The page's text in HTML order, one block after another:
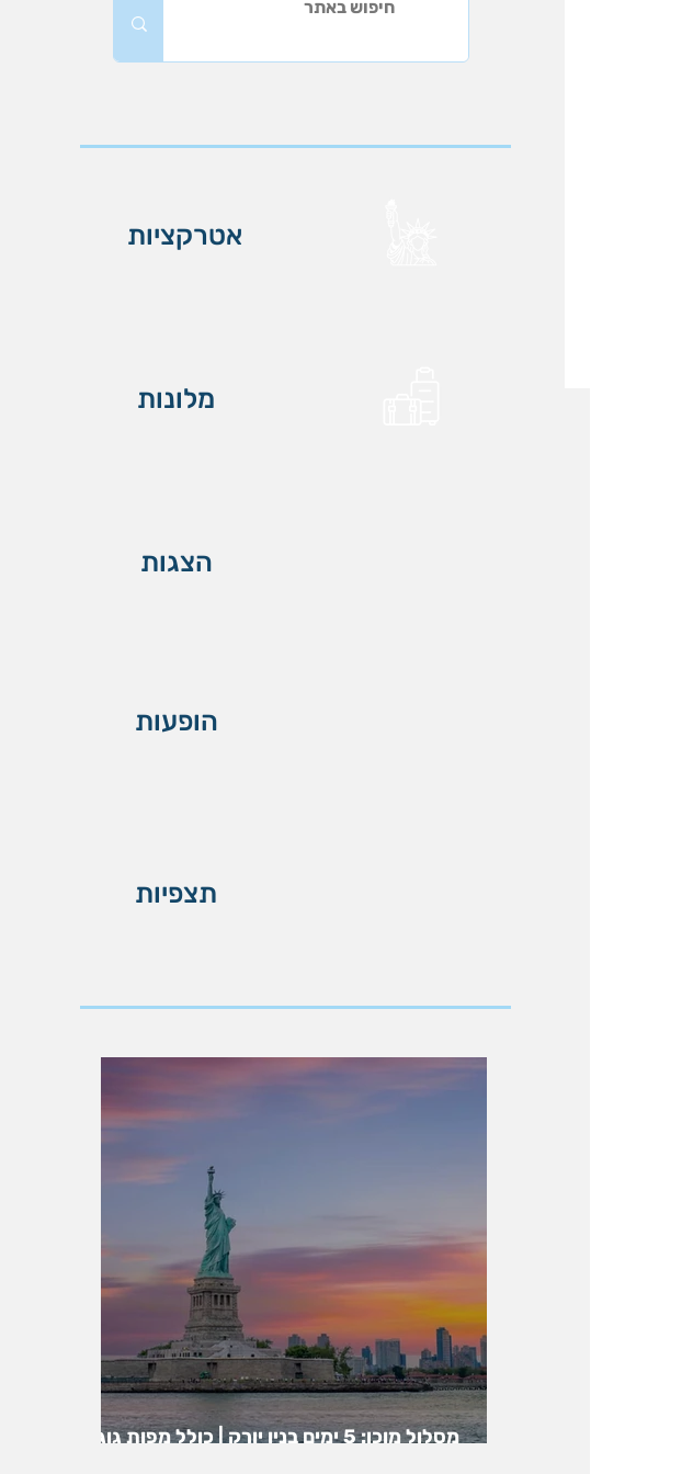
אטרקציות
מלונות
הצגות
הופעות
תצפיות
מסלול מוכן: 5 ימים בניו יורק | כולל מפות גוגל |